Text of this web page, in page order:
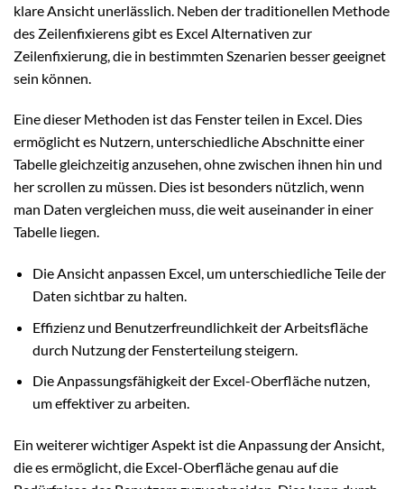
klare Ansicht unerlässlich. Neben der traditionellen Methode
des Zeilenfixierens gibt es Excel Alternativen zur
Zeilenfixierung, die in bestimmten Szenarien besser geeignet
sein können.
Eine dieser Methoden ist das Fenster teilen in Excel. Dies
ermöglicht es Nutzern, unterschiedliche Abschnitte einer
Tabelle gleichzeitig anzusehen, ohne zwischen ihnen hin und
her scrollen zu müssen. Dies ist besonders nützlich, wenn
man Daten vergleichen muss, die weit auseinander in einer
Tabelle liegen.
Die Ansicht anpassen Excel, um unterschiedliche Teile der
Daten sichtbar zu halten.
Effizienz und Benutzerfreundlichkeit der Arbeitsfläche
durch Nutzung der Fensterteilung steigern.
Die Anpassungsfähigkeit der Excel-Oberfläche nutzen,
um effektiver zu arbeiten.
Ein weiterer wichtiger Aspekt ist die Anpassung der Ansicht,
die es ermöglicht, die Excel-Oberfläche genau auf die